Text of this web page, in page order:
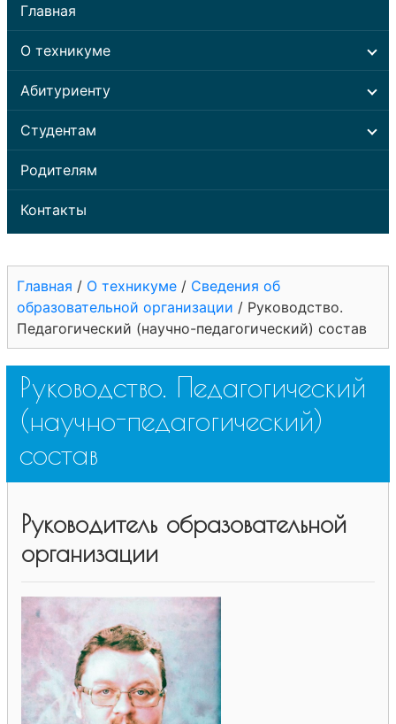
Главная
О техникуме
Абитуриенту
Студентам
Родителям
Контакты
Главная / О техникуме / Сведения об
образовательной организации / Руководство.
Педагогический (научно-педагогический) состав
Руководство. Педагогический
(научно-педагогический)
состав
Руководитель образовательной
организации